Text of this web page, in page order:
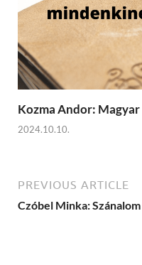
Kozma Andor:
2024.10.10.
PREVIOUS ARTICLE
Czóbel Minka: Szánalom